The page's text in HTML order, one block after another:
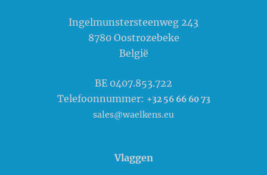
Ingelmunstersteenweg 243
8780 Oostrozebeke
België
BE 0407.853.722
Telefoonnummer: +32 56 66 60 73
sales@waelkens.eu
Vlaggen